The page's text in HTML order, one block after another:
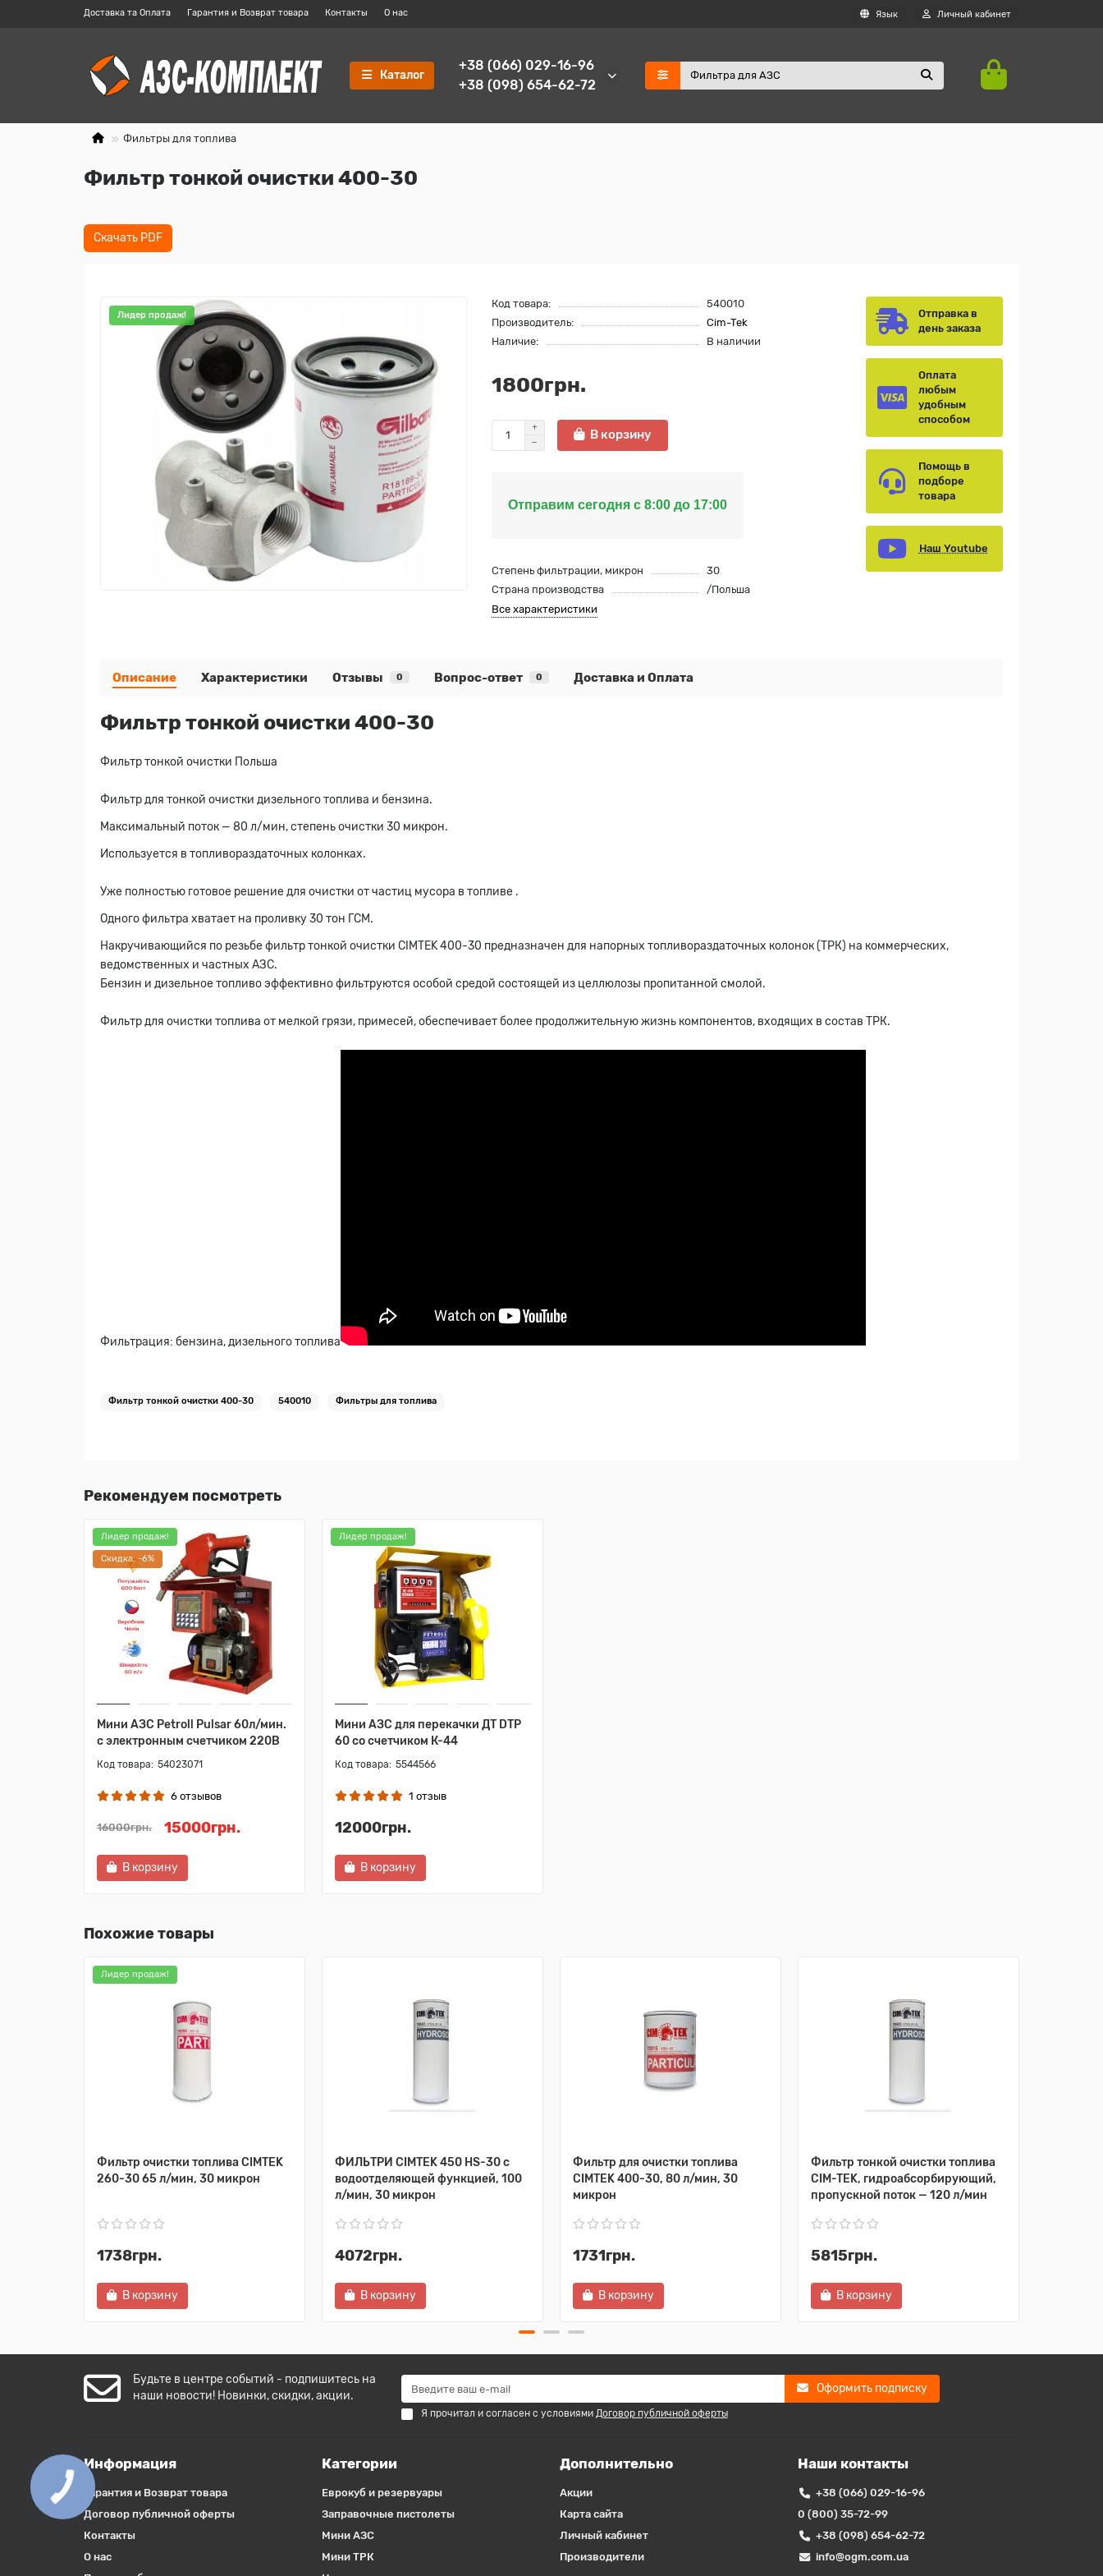
Доставка та Оплата Гарантия и Возврат товара Контакты О нас Язык Личный кабинет
Каталог
+38 (066) 029-16-96
+38 (098) 654-62-72
Фильтры для топлива
Фильтр тонкой очистки 400-30
Скачать PDF
Лидер продаж!
Код товара:
540010
Производитель:
Cim-Tek
Наличие:
В наличии
1800грн.
В корзину
Отправим сегодня с 8:00 до 17:00
Степень фильтрации, микрон
30
Страна производства
/Польша
Все характеристики
Отправка в
день заказа
Оплата
любым
удобным
способом
Помощь в
подборе
товара
Наш Youtube
Описание Характеристики Отзывы 0 Вопрос-ответ 0 Доставка и Оплата
Фильтр тонкой очистки 400-30
Фильтр тонкой очистки Польша
Фильтр для тонкой очистки дизельного топлива и бензина.
Максимальный поток — 80 л/мин, степень очистки 30 микрон.
Используется в топливораздаточных колонках.
Уже полностью готовое решение для очистки от частиц мусора в топливе .
Одного фильтра хватает на проливку 30 тон ГСМ.
Накручивающийся по резьбе фильтр тонкой очистки CIMTEK 400-30 предназначен для напорных топливораздаточных колонок (ТРК) на коммерческих,
ведомственных и частных АЗС.
Бензин и дизельное топливо эффективно фильтруются особой средой состоящей из целлюлозы пропитанной смолой.
Фильтр для очистки топлива от мелкой грязи, примесей, обеспечивает более продолжительную жизнь компонентов, входящих в состав ТРК.
Фильтрация: бензина, дизельного топлива
Фильтр тонкой очистки 400-30 540010 Фильтры для топлива
Рекомендуем посмотреть
Лидер продаж!
Cкидка: -6%
Мини АЗС Petroll Pulsar 60л/мин.
c электронным счетчиком 220В
54023071
6 отзывов
16000грн. 15000грн.
В корзину
Лидер продаж!
Мини АЗС для перекачки ДТ DTP
60 cо счетчиком К-44
5544566
1 отзыв
12000грн.
В корзину
Похожие товары
Лидер продаж!
Фильтр очистки топлива CIMTEK
260-30 65 л/мин, 30 микрон
1738грн.
В корзину
ФИЛЬТРИ CIMTEK 450 HS-30 с
водоотделяющей функцией, 100
л/мин, 30 микрон
4072грн.
В корзину
Фильтр для очистки топлива
CIMTEK 400-30, 80 л/мин, 30
микрон
1731грн.
В корзину
Фильтр тонкой очистки топлива
CIM-TEK, гидроабсорбирующий,
пропускной поток — 120 л/мин
5815грн.
В корзину
Будьте в центре событий - подпишитесь на
наши новости! Новинки, скидки, акции.
Оформить подписку
Я прочитал и согласен с условиями Договор публичной оферты
Информация
Гарантия и Возврат товара
Договор публичной оферты
Контакты
О нас
Категории
Еврокуб и резервуары
Заправочные пистолеты
Мини АЗС
Мини ТРК
Дополнительно
Акции
Карта сайта
Личный кабинет
Производители
Наши контакты
+38 (066) 029-16-96
0 (800) 35-72-99
+38 (098) 654-62-72
info@ogm.com.ua